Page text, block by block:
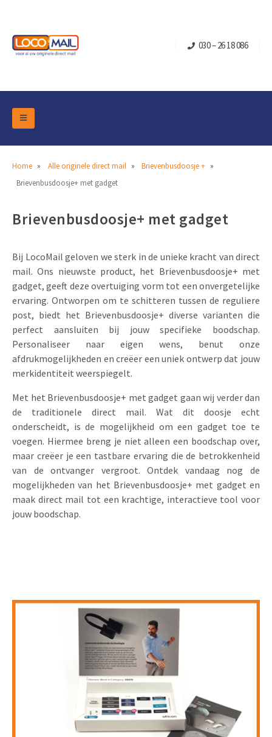
030 – 26 18 086
Home Alle originele direct mail
Brievenbusdoosje +
Brievenbusdoosje+ met gadget
Brievenbusdoosje+ met gadget
Bij LocoMail geloven we sterk in de unieke kracht van direct
mail. Ons nieuwste product, het Brievenbusdoosje+ met
gadget, geeft deze overtuiging vorm tot een onvergetelijke
ervaring. Ontworpen om te schitteren tussen de reguliere
post, biedt het Brievenbusdoosje+ diverse varianten die
perfect aansluiten bij jouw specifieke boodschap.
Personaliseer naar eigen wens, benut onze
afdrukmogelijkheden en creëer een uniek ontwerp dat jouw
merkidentiteit weerspiegelt.
Met het Brievenbusdoosje+ met gadget gaan wij verder dan
de traditionele direct mail. Wat dit doosje echt
onderscheidt, is de mogelijkheid om een gadget toe te
voegen. Hiermee breng je niet alleen een boodschap over,
maar creëer je een tastbare ervaring die de betrokkenheid
van de ontvanger vergroot. Ontdek vandaag nog de
mogelijkheden van het Brievenbusdoosje+ met gadget en
maak direct mail tot een krachtige, interactieve tool voor
jouw boodschap.
DM Marketing Tools
Overzicht Categorieën
Pop-up Kubussen
Turning Card
Schuifkaarten
Pop-up Kaarten
Geluidskaarten
Lenticular Cards
Twin Sliders
Tabkaarten
Budget kaarten
Andere opvallende mailings
Schuifdoosjes
Retail Marketing
Sport Marketing
Media Marketing
Automotive Marketing
Non-profit Marketing
Marketing in de Zorg
Duurzame Marketing
Marketing voor Scholen
Horeca Marketing
Food Marketing
Verjaardag en Jubilea
Uitnodigingen
Product Introductie
App-lancering
Kalender maken
Klantenbinding
Contact
Over Ons
Vacatures
Contactgegevens
Brochure downloaden